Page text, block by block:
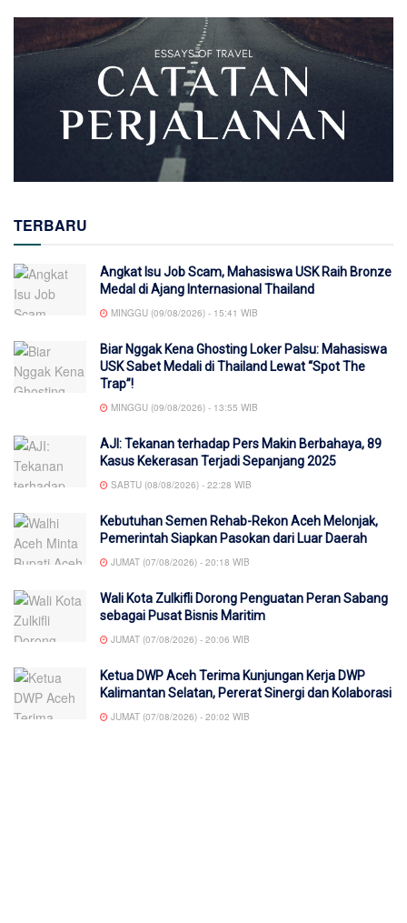
TERBARU
Angkat Isu Job Scam, Mahasiswa USK Raih Bronze
Medal di Ajang Internasional Thailand
MINGGU (09/08/2026) - 15:41 WIB
Biar Nggak Kena Ghosting Loker Palsu: Mahasiswa
USK Sabet Medali di Thailand Lewat “Spot The
Trap”!
MINGGU (09/08/2026) - 13:55 WIB
AJI: Tekanan terhadap Pers Makin Berbahaya, 89
Kasus Kekerasan Terjadi Sepanjang 2025
SABTU (08/08/2026) - 22:28 WIB
Kebutuhan Semen Rehab-Rekon Aceh Melonjak,
Pemerintah Siapkan Pasokan dari Luar Daerah
JUMAT (07/08/2026) - 20:18 WIB
Wali Kota Zulkifli Dorong Penguatan Peran Sabang
sebagai Pusat Bisnis Maritim
JUMAT (07/08/2026) - 20:06 WIB
Ketua DWP Aceh Terima Kunjungan Kerja DWP
Kalimantan Selatan, Pererat Sinergi dan Kolaborasi
JUMAT (07/08/2026) - 20:02 WIB